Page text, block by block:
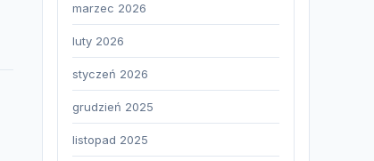
marzec 2026
luty 2026
styczeń 2026
grudzień 2025
listopad 2025